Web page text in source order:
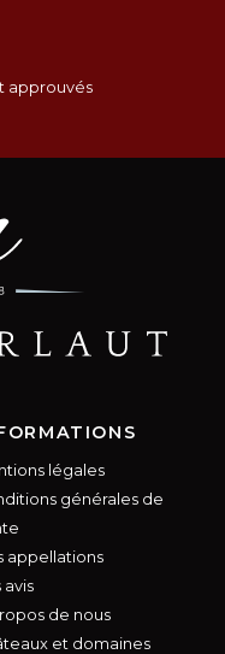
approuvés
légales
générales de
appellations
avis
de nous
et domaines